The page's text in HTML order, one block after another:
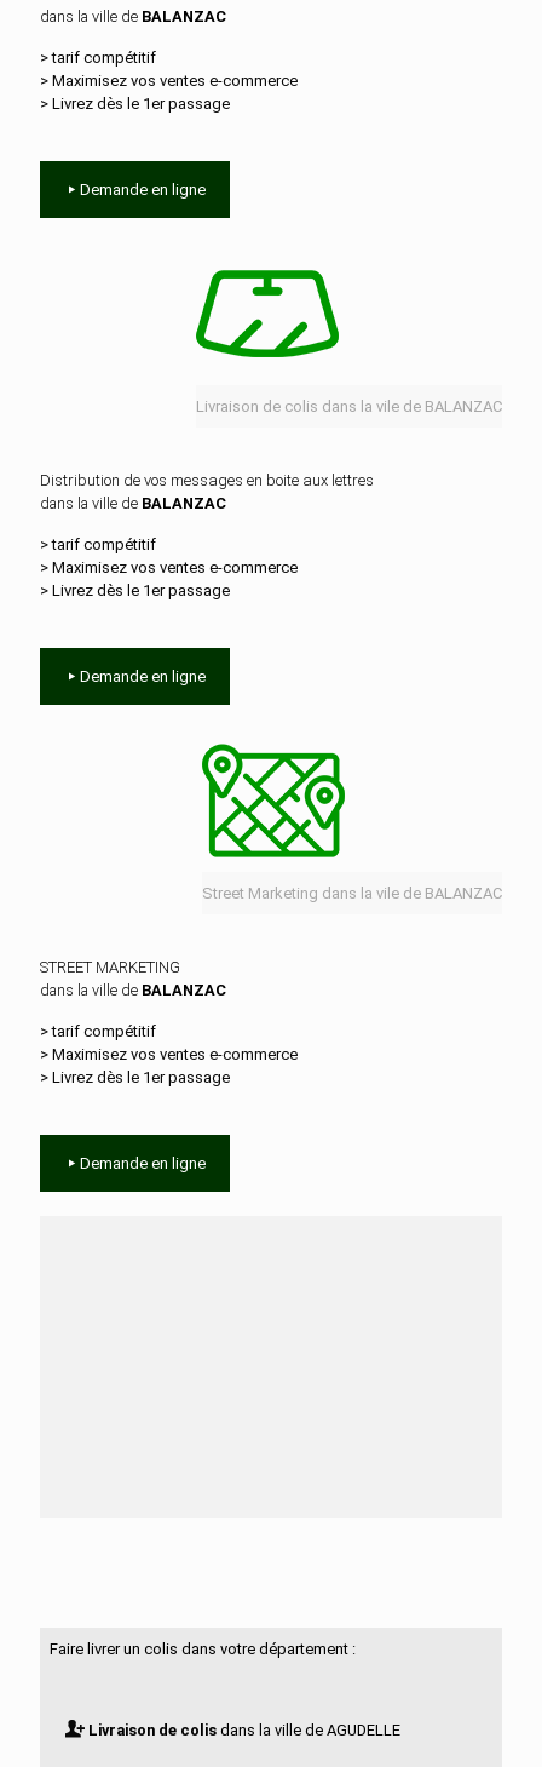
dans la ville de BALANZAC
> tarif compétitif
> Maximisez vos ventes e‑commerce
> Livrez dès le 1er passage
Demande en ligne
Livraison de colis dans la vile de BALANZAC
Distribution de vos messages en boite aux lettres
dans la ville de BALANZAC
> tarif compétitif
> Maximisez vos ventes e‑commerce
> Livrez dès le 1er passage
Demande en ligne
Street Marketing dans la vile de BALANZAC
STREET MARKETING
dans la ville de BALANZAC
> tarif compétitif
> Maximisez vos ventes e‑commerce
> Livrez dès le 1er passage
Demande en ligne
Faire livrer un colis dans votre département :
Livraison de colisdans la ville de AGUDELLE